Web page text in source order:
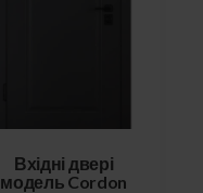
Вхідні двері
модель Cordon